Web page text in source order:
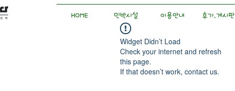
HOME 민박시설 이용안내 후기,게시판
Widget Didn’t Load
Check your internet and refresh
this page.
If that doesn’t work, contact us.